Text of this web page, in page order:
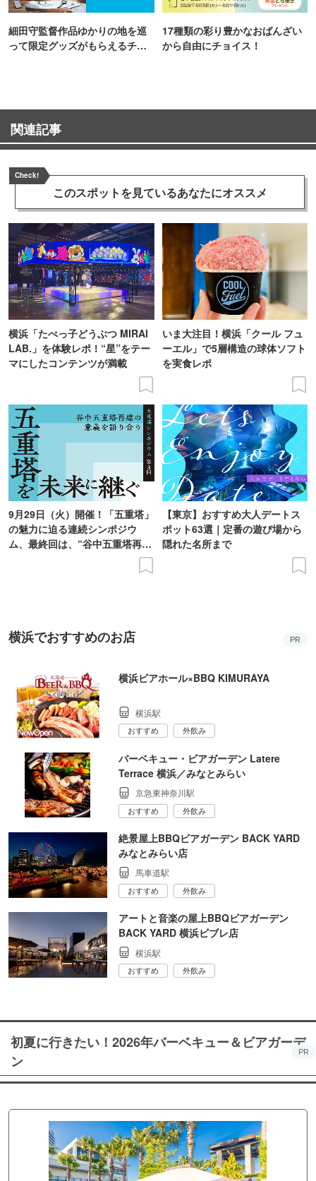
細田守監督作品ゆかりの地を巡
って限定グッズがもらえるチャ
17種類の彩り豊かなおばんざい
から自由にチョイス！
関連記事
Check!
このスポットを見ているあなたにオススメ
横浜「たべっ子どうぶつ MIRAI
LAB.」を体験レポ！“星”をテー
マにしたコンテンツが満載
いま大注目！横浜「クール フュ
ーエル」で5層構造の球体ソフト
を実食レポ
9月29日（火）開催！「五重塔」
の魅力に迫る連続シンポジウ
ム、最終回は、“谷中五重塔再建
【東京】おすすめ大人デートス
ポット63選｜定番の遊び場から
隠れた名所まで
横浜でおすすめのお店 PR
横浜ビアホール×BBQ KIMURAYA
横浜駅
おすすめ 外飲み
バーベキュー・ビアガーデン Latere
Terrace 横浜／みなとみらい
京急東神奈川駅
おすすめ 外飲み
絶景屋上BBQビアガーデン BACK YARD
みなとみらい店
馬車道駅
おすすめ 外飲み
アートと音楽の屋上BBQビアガーデン
BACK YARD 横浜ビブレ店
横浜駅
おすすめ 外飲み
初夏に行きたい！2026年バーベキュー＆ビアガーデ
ン
PR